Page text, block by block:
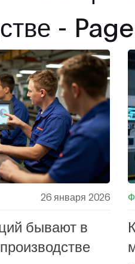
-
26 января 2026
бывают в